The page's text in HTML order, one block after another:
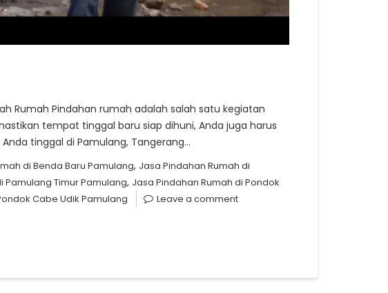
Rumah Pindahan rumah adalah salah satu kegiatan
tempat tinggal baru siap dihuni, Anda juga harus
tinggal di Pamulang, Tangerang…
di Benda Baru Pamulang, Jasa Pindahan Rumah di
Pamulang Timur Pamulang, Jasa Pindahan Rumah di Pondok
Cabe Udik Pamulang Leave a comment